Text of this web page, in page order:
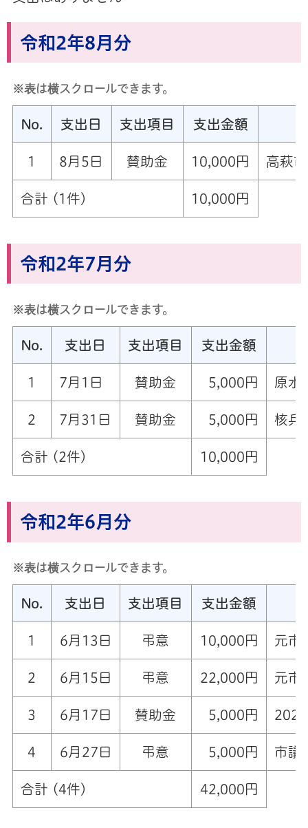
令和2年8月分
※表は横スクロールできます。
No. 支出日 支出項目 支出金額
1 8月5日 賛助金 10,000円 高萩
合計 (1件) 10,000円
令和2年7月分
※表は横スクロールできます。
No. 支出日 支出項目 支出金額
1 7月1日 賛助金 5,000円 原水
2 7月31日 賛助金 5,000円 核兵
合計 (2件) 10,000円
令和2年6月分
※表は横スクロールできます。
No. 支出日 支出項目 支出金額
1 6月13日 弔意 10,000円 元市
2 6月15日 弔意 22,000円 元市
3 6月17日 賛助金 5,000円
4 6月27日 弔意 5,000円 市議
合計 (4件) 42,000円